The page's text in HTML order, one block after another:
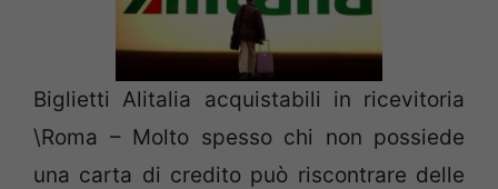
Biglietti Alitalia acquistabili in ricevitoria
\Roma – Molto spesso chi non possiede
una carta di credito può riscontrare delle